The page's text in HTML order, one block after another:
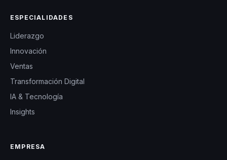
ESPECIALIDADES
Liderazgo
Innovación
Ventas
Transformación Digital
IA & Tecnología
Insights
EMPRESA